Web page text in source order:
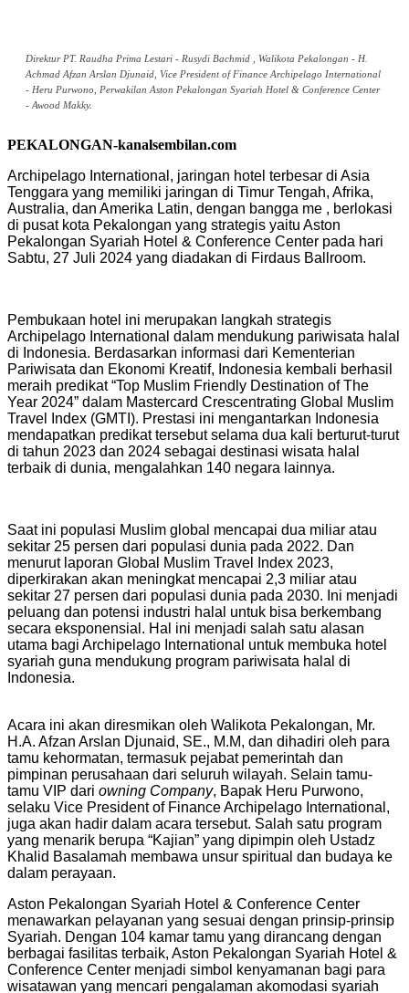
Direktur PT. Raudha Prima Lestari - Rusydi Bachmid , Walikota Pekalongan - H.
Achmad Afzan Arslan Djunaid, Vice President of Finance Archipelago International
- Heru Purwono, Perwakilan Aston Pekalongan Syariah Hotel & Conference Center
- Awood Makky.
PEKALONGAN-kanalsembilan.com
Archipelago International, jaringan hotel terbesar di Asia
Tenggara yang memiliki jaringan di Timur Tengah, Afrika,
Australia, dan Amerika Latin, dengan bangga me , berlokasi
di pusat kota Pekalongan yang strategis yaitu Aston
Pekalongan Syariah Hotel & Conference Center pada hari
Sabtu, 27 Juli 2024 yang diadakan di Firdaus Ballroom.
Pembukaan hotel ini merupakan langkah strategis
Archipelago International dalam mendukung pariwisata halal
di Indonesia. Berdasarkan informasi dari Kementerian
Pariwisata dan Ekonomi Kreatif, Indonesia kembali berhasil
meraih predikat “Top Muslim Friendly Destination of The
Year 2024” dalam Mastercard Crescentrating Global Muslim
Travel Index (GMTI). Prestasi ini mengantarkan Indonesia
mendapatkan predikat tersebut selama dua kali berturut-turut
di tahun 2023 dan 2024 sebagai destinasi wisata halal
terbaik di dunia, mengalahkan 140 negara lainnya.
Saat ini populasi Muslim global mencapai dua miliar atau
sekitar 25 persen dari populasi dunia pada 2022. Dan
menurut laporan Global Muslim Travel Index 2023,
diperkirakan akan meningkat mencapai 2,3 miliar atau
sekitar 27 persen dari populasi dunia pada 2030. Ini menjadi
peluang dan potensi industri halal untuk bisa berkembang
secara eksponensial. Hal ini menjadi salah satu alasan
utama bagi Archipelago International untuk membuka hotel
syariah guna mendukung program pariwisata halal di
Indonesia.
Acara ini akan diresmikan oleh Walikota Pekalongan, Mr.
H.A. Afzan Arslan Djunaid, SE., M.M, dan dihadiri oleh para
tamu kehormatan, termasuk pejabat pemerintah dan
pimpinan perusahaan dari seluruh wilayah. Selain tamu-
tamu VIP dari owning Company, Bapak Heru Purwono,
selaku Vice President of Finance Archipelago International,
juga akan hadir dalam acara tersebut. Salah satu program
yang menarik berupa “Kajian” yang dipimpin oleh Ustadz
Khalid Basalamah membawa unsur spiritual dan budaya ke
dalam perayaan.
Aston Pekalongan Syariah Hotel & Conference Center
menawarkan pelayanan yang sesuai dengan prinsip-prinsip
Syariah. Dengan 104 kamar tamu yang dirancang dengan
berbagai fasilitas terbaik, Aston Pekalongan Syariah Hotel &
Conference Center menjadi simbol kenyamanan bagi para
wisatawan yang mencari pengalaman akomodasi syariah